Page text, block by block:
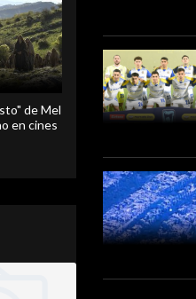
de Mel
en cines